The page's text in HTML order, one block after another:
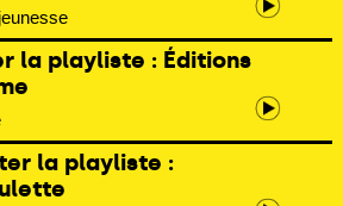
la playliste : Éditions
la playliste :